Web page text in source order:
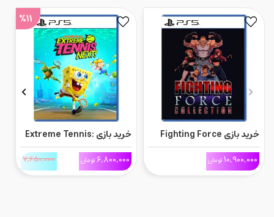
خرید بازی Fighting Force
Collection برای Ps5
10,900,000تومان
%11
خرید بازی Extreme Tennis:
Next برای Ps5
6,800,000تومان 7,650,000